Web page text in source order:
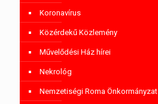
Koronavírus
Közérdekű Közlemény
Művelődési Ház hírei
Nekrológ
Nemzetiségi Roma Önkormányzat